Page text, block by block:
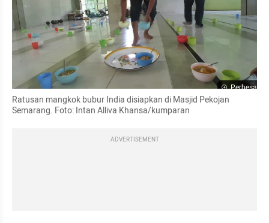
Perbesar
Ratusan mangkok bubur India disiapkan di Masjid Pekojan
Semarang. Foto: Intan Alliva Khansa/kumparan
ADVERTISEMENT